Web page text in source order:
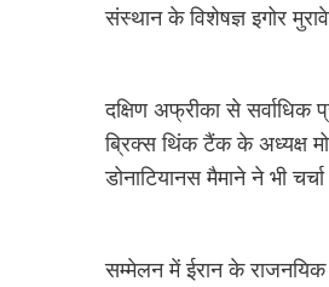
संस्थान के विशेषज्ञ इगोर
दक्षिण अफ्रीका से सर्वाधिक
ब्रिक्स थिंक टैंक के अध्यक्ष
डोनाटियानस मैमाने ने भी
सम्मेलन में ईरान के राजनयिक